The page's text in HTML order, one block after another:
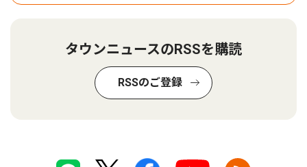
タウンニュースのRSSを購読
RSSのご登録